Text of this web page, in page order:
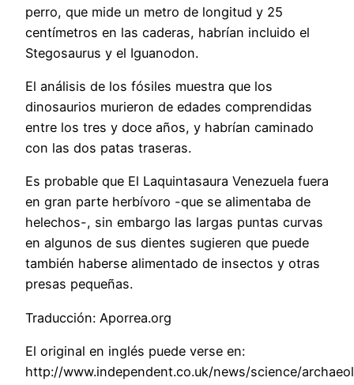
perro, que mide un metro de longitud y 25
centímetros en las caderas, habrían incluido el
Stegosaurus y el Iguanodon.
El análisis de los fósiles muestra que los
dinosaurios murieron de edades comprendidas
entre los tres y doce años, y habrían caminado
con las dos patas traseras.
Es probable que El Laquintasaura Venezuela fuera
en gran parte herbívoro -que se alimentaba de
helechos-, sin embargo las largas puntas curvas
en algunos de sus dientes sugieren que puede
también haberse alimentado de insectos y otras
presas pequeñas.
Traducción: Aporrea.org
El original en inglés puede verse en:
http://www.independent.co.uk/news/science/